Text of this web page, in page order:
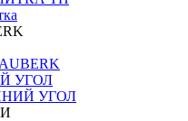
УГОЛ
УГОЛ